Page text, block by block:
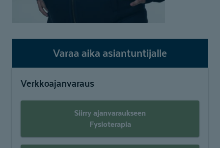
Varaa aika asiantuntijalle
Verkkoajanvaraus
Siirry ajanvaraukseen
Fysioterapia